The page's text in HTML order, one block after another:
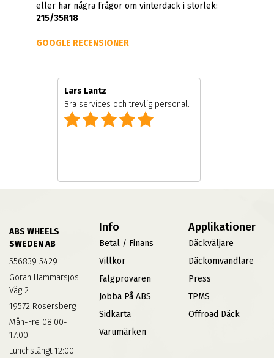
eller har några frågor om vinterdäck i storlek:
215/35R18
GOOGLE RECENSIONER
Lars Lantz
Bra services och trevlig personal.
ABS WHEELS
SWEDEN AB
556839 5429
Göran Hammarsjös
Väg 2
19572 Rosersberg
Mån-Fre 08:00-
17:00
Lunchstängt 12:00-
Info
Betal / Finans
Villkor
Fälgprovaren
Jobba På ABS
Sidkarta
Varumärken
Applikationer
Däckväljare
Däckomvandlare
Press
TPMS
Offroad Däck